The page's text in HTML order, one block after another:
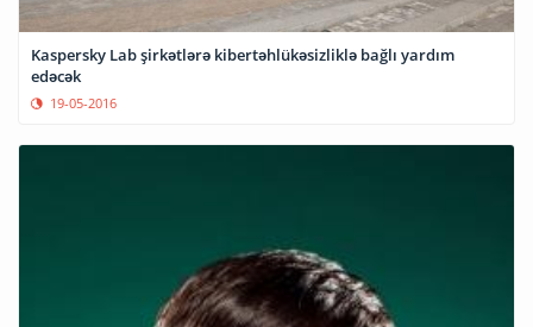
Kaspersky Lab şirkətlərə kibertəhlükəsizliklə bağlı yardım
edəcək
19-05-2016